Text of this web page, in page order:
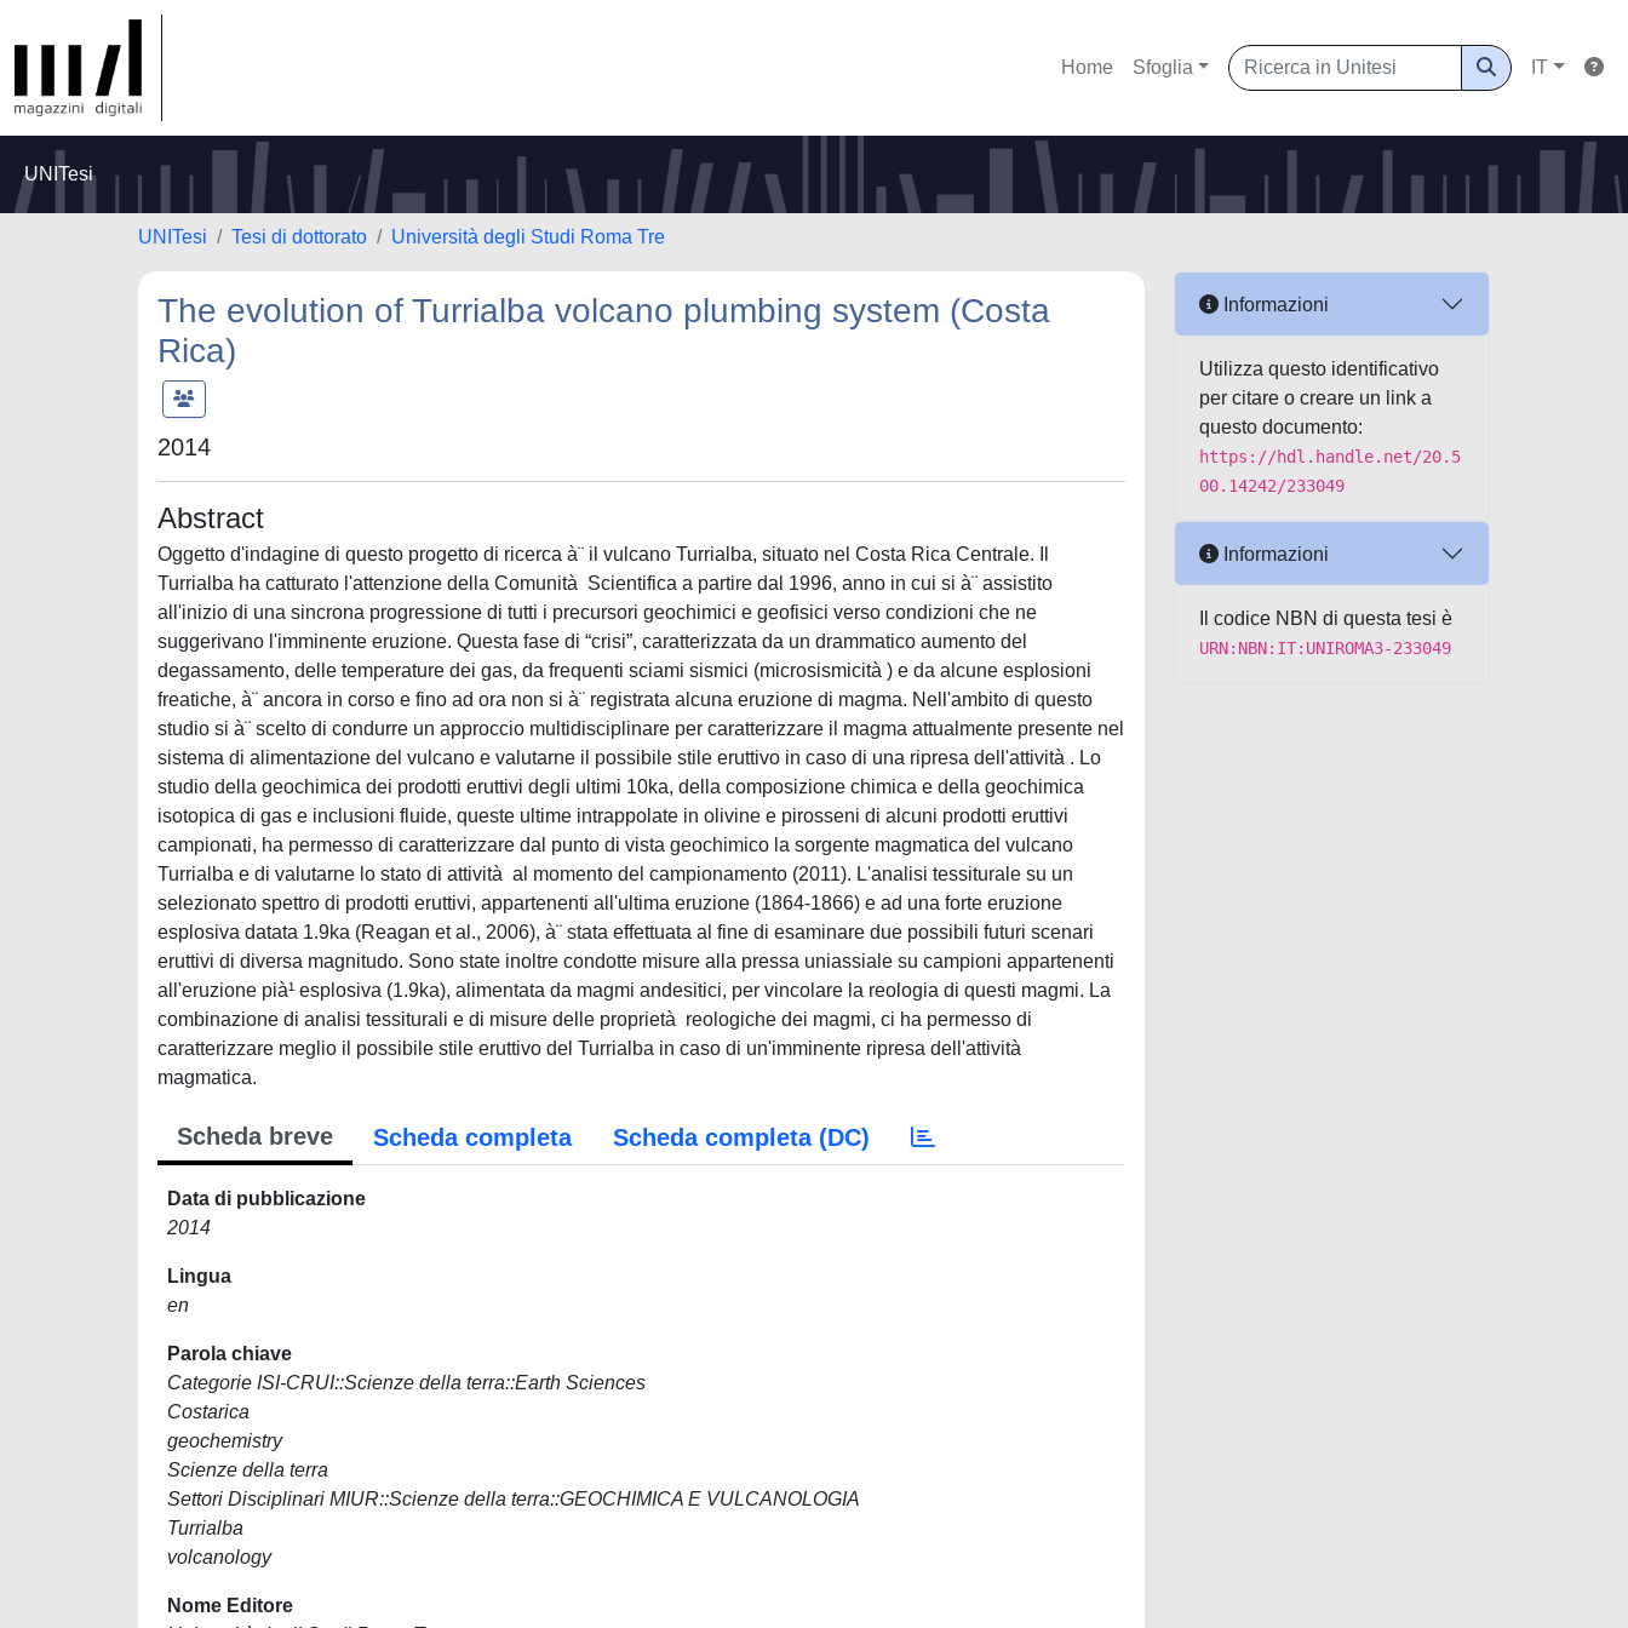
Home Sfoglia IT
UNITesi
UNITesi Tesi di dottorato Università degli Studi Roma Tre
The evolution of Turrialba volcano plumbing system (Costa
Rica)
2014
Abstract
Oggetto d'indagine di questo progetto di ricerca à¨ il vulcano Turrialba, situato nel Costa Rica Centrale. Il
Turrialba ha catturato l'attenzione della Comunità Scientifica a partire dal 1996, anno in cui si à¨ assistito
all'inizio di una sincrona progressione di tutti i precursori geochimici e geofisici verso condizioni che ne
suggerivano l'imminente eruzione. Questa fase di “crisi”, caratterizzata da un drammatico aumento del
degassamento, delle temperature dei gas, da frequenti sciami sismici (microsismicità ) e da alcune esplosioni
freatiche, à¨ ancora in corso e fino ad ora non si à¨ registrata alcuna eruzione di magma. Nell'ambito di questo
studio si à¨ scelto di condurre un approccio multidisciplinare per caratterizzare il magma attualmente presente nel
sistema di alimentazione del vulcano e valutarne il possibile stile eruttivo in caso di una ripresa dell'attività . Lo
studio della geochimica dei prodotti eruttivi degli ultimi 10ka, della composizione chimica e della geochimica
isotopica di gas e inclusioni fluide, queste ultime intrappolate in olivine e pirosseni di alcuni prodotti eruttivi
campionati, ha permesso di caratterizzare dal punto di vista geochimico la sorgente magmatica del vulcano
Turrialba e di valutarne lo stato di attività al momento del campionamento (2011). L'analisi tessiturale su un
selezionato spettro di prodotti eruttivi, appartenenti all'ultima eruzione (1864-1866) e ad una forte eruzione
esplosiva datata 1.9ka (Reagan et al., 2006), à¨ stata effettuata al fine di esaminare due possibili futuri scenari
eruttivi di diversa magnitudo. Sono state inoltre condotte misure alla pressa uniassiale su campioni appartenenti
all'eruzione pià¹ esplosiva (1.9ka), alimentata da magmi andesitici, per vincolare la reologia di questi magmi. La
combinazione di analisi tessiturali e di misure delle proprietà reologiche dei magmi, ci ha permesso di
caratterizzare meglio il possibile stile eruttivo del Turrialba in caso di un'imminente ripresa dell'attività
magmatica.
Scheda breve Scheda completa Scheda completa (DC)
Data di pubblicazione
2014
Lingua
en
Parola chiave
Categorie ISI-CRUI::Scienze della terra::Earth Sciences
Costarica
geochemistry
Scienze della terra
Settori Disciplinari MIUR::Scienze della terra::GEOCHIMICA E VULCANOLOGIA
Turrialba
volcanology
Nome Editore
Informazioni
Utilizza questo identificativo
per citare o creare un link a
questo documento:
https://hdl.handle.net/20.5
00.14242/233049
Informazioni
Il codice NBN di questa tesi è
URN:NBN:IT:UNIROMA3-233049